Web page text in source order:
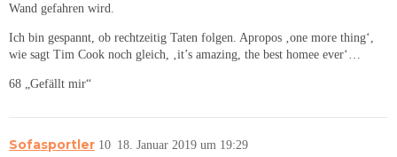
Wand gefahren wird.
Ich bin gespannt, ob rechtzeitig Taten folgen. Apropos ‚one more thing‘,
wie sagt Tim Cook noch gleich, ‚it’s amazing, the best homee ever‘…
68 „Gefällt mir“
Sofasportler 18. Januar 2019 um 19:29
10